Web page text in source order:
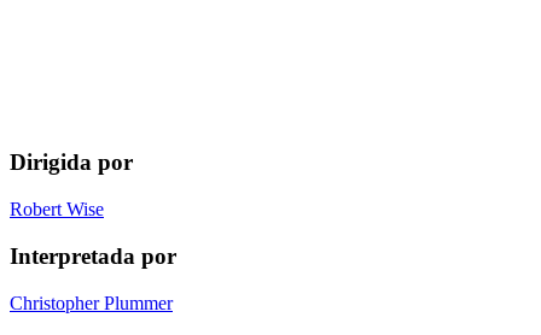
Dirigida por
Robert Wise
Interpretada por
Christopher Plummer